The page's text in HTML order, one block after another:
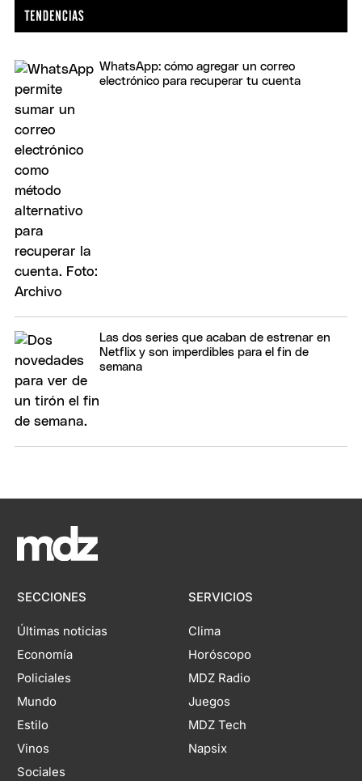
WhatsApp: cómo agregar un correo
electrónico para recuperar tu cuenta
Las dos series que acaban de estrenar en
Netflix y son imperdibles para el fin de
semana
SECCIONES
Últimas noticias
Economía
Policiales
Mundo
Estilo
Vinos
Sociales
SERVICIOS
Clima
Horóscopo
MDZ Radio
Juegos
MDZ Tech
Napsix